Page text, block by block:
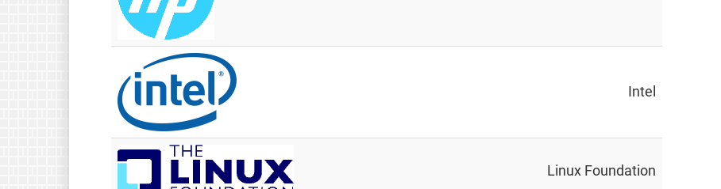
Intel
Linux Foundation